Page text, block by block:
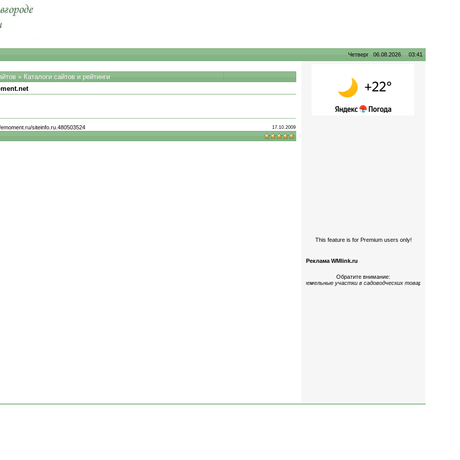
Четверг 06.08.2026 03:41
» Каталоги сайтов и рейтинги
siteinfo.ru.480503524 17.10.2009
This feature is for Premium users only!
Реклама WMlink.ru
Обратите внимание:
дома и земельные участкив садоводческих товариществах